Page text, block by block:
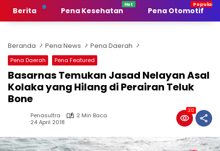
Berita Pena Kesehatan Pena Otomotif
Beranda Pena News Pena Daerah
Pena Daerah Pena Featured
Basarnas Temukan Jasad Nelayan Asal
Kolaka yang Hilang di Perairan Teluk
Bone
Penasultra
2 Min Baca
24 April 2018
312